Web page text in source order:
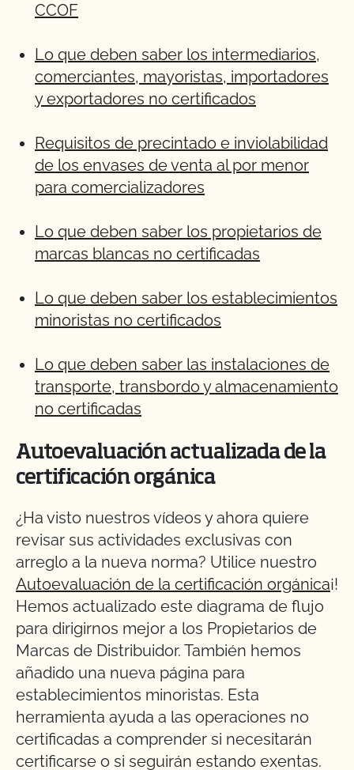
CCOF
Lo que deben saber los intermediarios,
comerciantes, mayoristas, importadores
y exportadores no certificados
Requisitos de precintado e inviolabilidad
de los envases de venta al por menor
para comercializadores
Lo que deben saber los propietarios de
marcas blancas no certificadas
Lo que deben saber los establecimientos
minoristas no certificados
Lo que deben saber las instalaciones de
transporte, transbordo y almacenamiento
no certificadas
Autoevaluación actualizada de la
certificación orgánica
¿Ha visto nuestros vídeos y ahora quiere
revisar sus actividades exclusivas con
arreglo a la nueva norma? Utilice nuestro
Autoevaluación de la certificación orgánica¡!
Hemos actualizado este diagrama de flujo
para dirigirnos mejor a los Propietarios de
Marcas de Distribuidor. También hemos
añadido una nueva página para
establecimientos minoristas. Esta
herramienta ayuda a las operaciones no
certificadas a comprender si necesitarán
certificarse o si seguirán estando exentas.